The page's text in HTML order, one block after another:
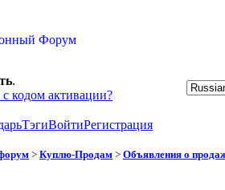
.
кодом активации?
ТэгиВойтиРегистрация
> Куплю-Продам > Объявления о